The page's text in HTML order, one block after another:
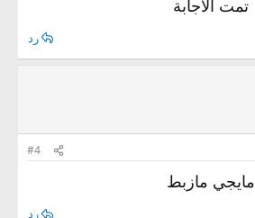
تمت الاجابة
رد
#4
مايجي مازبط
رد